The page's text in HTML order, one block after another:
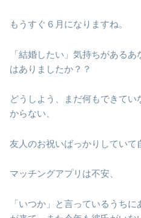
もうすぐ６月になりますね。
「結婚したい」気持ちがある
はありましたか？？
どうしよう、まだ何もできて
からない、
友人のお祝いばっかりしていて
マッチングアプリは不安、
「いつか」と言っているうち